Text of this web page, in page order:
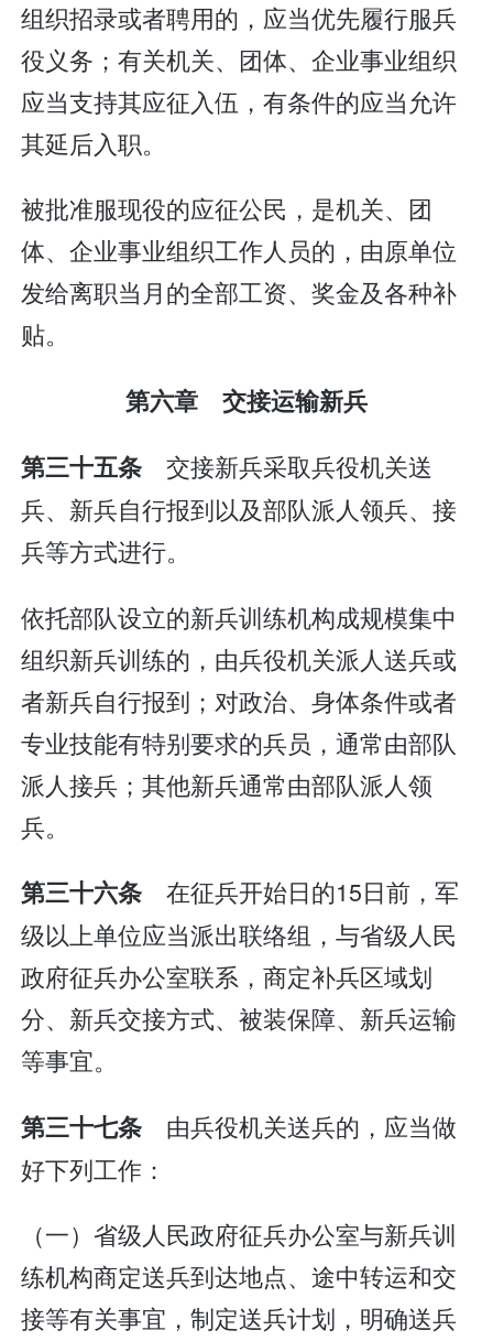
组织招录或者聘用的，应当优先履行服兵
役义务；有关机关、团体、企业事业组织
应当支持其应征入伍，有条件的应当允许
其延后入职。
被批准服现役的应征公民，是机关、团
体、企业事业组织工作人员的，由原单位
发给离职当月的全部工资、奖金及各种补
贴。
第六章 交接运输新兵
第三十五条 交接新兵采取兵役机关送
兵、新兵自行报到以及部队派人领兵、接
兵等方式进行。
依托部队设立的新兵训练机构成规模集中
组织新兵训练的，由兵役机关派人送兵或
者新兵自行报到；对政治、身体条件或者
专业技能有特别要求的兵员，通常由部队
派人接兵；其他新兵通常由部队派人领
兵。
第三十六条 在征兵开始日的15日前，军
级以上单位应当派出联络组，与省级人民
政府征兵办公室联系，商定补兵区域划
分、新兵交接方式、被装保障、新兵运输
等事宜。
第三十七条 由兵役机关送兵的，应当做
好下列工作：
（一）省级人民政府征兵办公室与新兵训
练机构商定送兵到达地点、途中转运和交
接等有关事宜，制定送兵计划，明确送兵